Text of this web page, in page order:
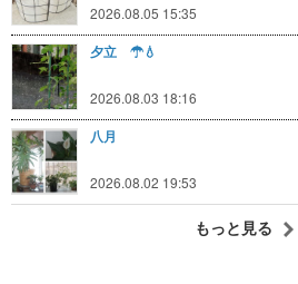
2026.08.05 15:35
夕立 ☂💧
2026.08.03 18:16
八月
2026.08.02 19:53
もっと見る